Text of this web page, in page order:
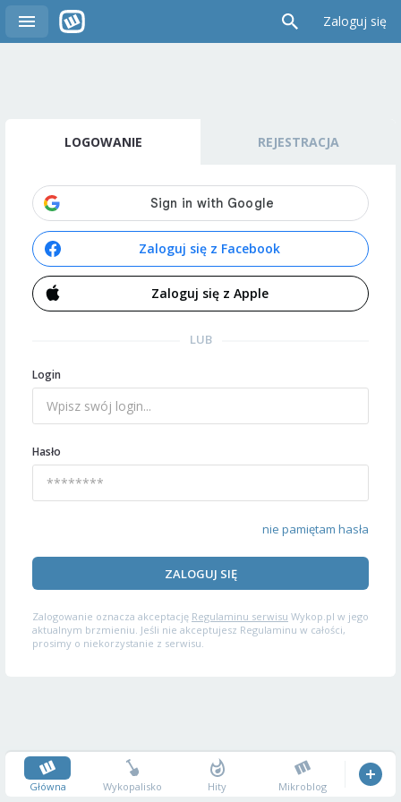
Zaloguj się
LOGOWANIE REJESTRACJA
Zaloguj się z Facebook
Zaloguj się z Apple
LUB
Login
Hasło
nie pamiętam hasła
ZALOGUJ SIĘ
Zalogowanie oznacza akceptację Regulaminu serwisu Wykop.pl w jego
aktualnym brzmieniu. Jeśli nie akceptujesz Regulaminu w całości,
prosimy o niekorzystanie z serwisu.
Główna Wykopalisko Hity Mikroblog